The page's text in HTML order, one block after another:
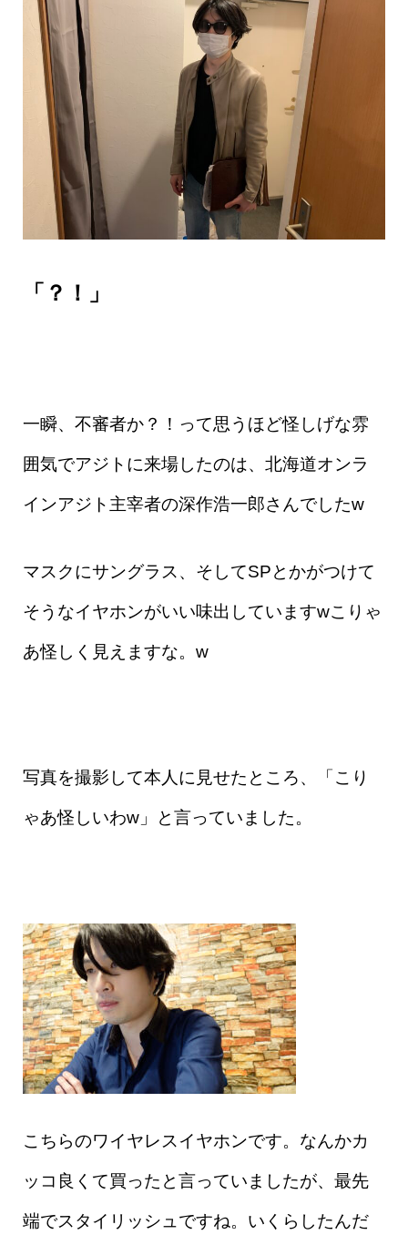
「？！」
一瞬、不審者か？！って思うほど怪しげな雰
囲気でアジトに来場したのは、北海道オンラ
インアジト主宰者の深作浩一郎さんでしたw
マスクにサングラス、そしてSPとかがつけて
そうなイヤホンがいい味出していますwこりゃ
あ怪しく見えますな。w
写真を撮影して本人に見せたところ、「こり
ゃあ怪しいわw」と言っていました。
こちらのワイヤレスイヤホンです。なんかカ
ッコ良くて買ったと言っていましたが、最先
端でスタイリッシュですね。いくらしたんだ